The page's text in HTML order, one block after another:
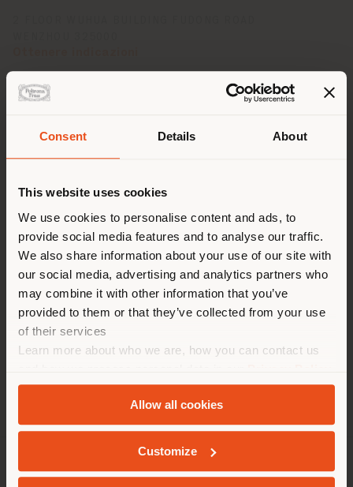
Consent Details About
This website uses cookies
We use cookies to personalise content and ads, to
provide social media features and to analyse our traffic.
We also share information about your use of our site with
our social media, advertising and analytics partners who
may combine it with other information that you’ve
provided to them or that they’ve collected from your use
of their services
Learn more about who we are, how you can contact us
andCookie Policy.
Allow all cookies
Customize
CONTATTI
Fax 0086 577 8988 2219
[email protected]
ORARIO
Lunedi 9.00 - 18.00
Martedì 9.00 - 18.00
Mercoledì 9.00 - 18.00
Giovedì 9.00 - 18.00
Venerdì 9.00 - 18.00
Stai navigando in un Paese
diverso da quello della tua
localizzazione. Si consiglia di
localizzarsi correttamente per
effettuare acquisti. (us)
GEOLOCALIZZATI
AZIENDA